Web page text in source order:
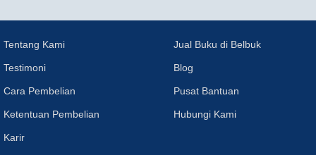
Tentang Kami
Testimoni
Cara Pembelian
Ketentuan Pembelian
Karir
Jual Buku di Belbuk
Blog
Pusat Bantuan
Hubungi Kami